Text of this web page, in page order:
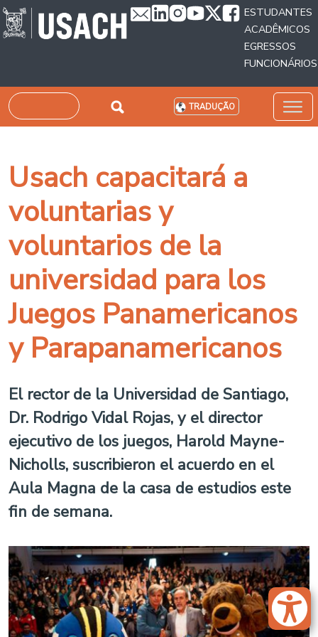
Passar para o conteúdo principal
ESTUDANTES
ACADÊMICOS
EGRESSOS
FUNCIONÁRIOS
Pesquisar TRADUÇÃO
Usach capacitará a
voluntarias y
voluntarios de la
universidad para los
Juegos Panamericanos
y Parapanamericanos
El rector de la Universidad de Santiago,
Dr. Rodrigo Vidal Rojas, y el director
ejecutivo de los juegos, Harold Mayne-
Nicholls, suscribieron el acuerdo en el
Aula Magna de la casa de estudios este
fin de semana.